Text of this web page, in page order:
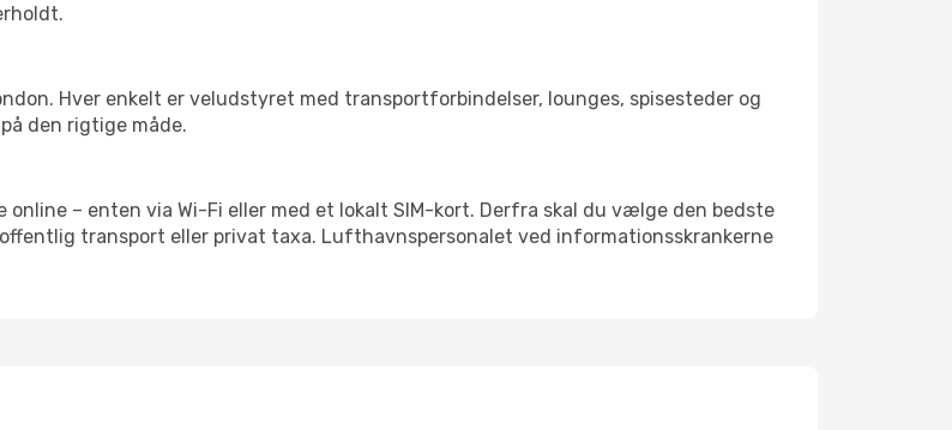
Hver enkelt er veludstyret med transportforbindelser, lounges, spisesteder og
den rigtige måde.
online – enten via Wi-Fi eller med et lokalt SIM-kort. Derfra skal du vælge den bedste
transport eller privat taxa. Lufthavnspersonalet ved informationsskrankerne